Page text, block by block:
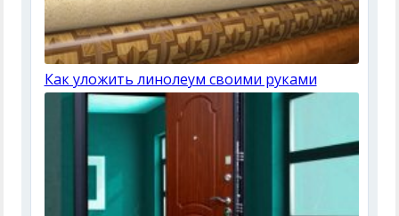
Как уложить линолеум своими руками